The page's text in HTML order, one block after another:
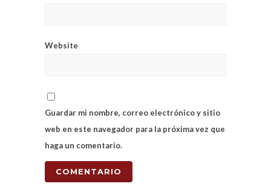
Website
Guardar mi nombre, correo electrónico y sitio
web en este navegador para la próxima vez que
haga un comentario.